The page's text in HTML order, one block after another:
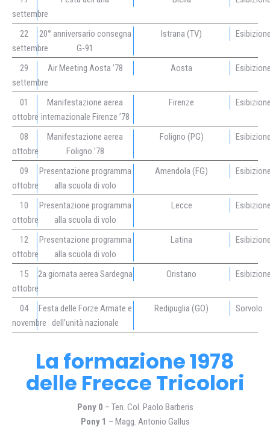
settembre
22
settembre
20° anniversario consegna
G-91
Istrana (TV)
29
settembre
Air Meeting Aosta ’78 Aosta
01
ottobre
Manifestazione aerea
internazionale Firenze ’78
Firenze
08
ottobre
Manifestazione aerea
Foligno ’78
Foligno (PG)
09
ottobre
Presentazione programma
alla scuola di volo
Amendola (FG)
10
ottobre
Presentazione programma
alla scuola di volo
Lecce
12
ottobre
Presentazione programma
alla scuola di volo
Latina
15
ottobre
2a giornata aerea Sardegna Oristano
04
novembre
Festa delle Forze Armate e
dell’unità nazionale
Redipuglia (GO) Sorvolo
La formazione 1978
delle Frecce Tricolori
Pony 0 – Ten. Col. Paolo Barberis
Pony 1 – Magg. Antonio Gallus